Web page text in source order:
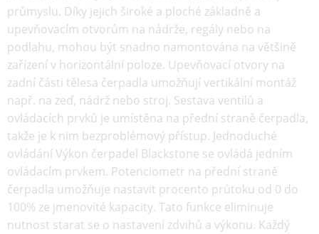
průmyslu. Díky jejich široké a ploché základně a
upevňovacím otvorům na nádrže, regály nebo na
podlahu, mohou být snadno namontována na většině
zařízení v horizontální poloze. Upevňovací otvory na
zadní části tělesa čerpadla umožňují vertikální montáž
např. na zeď, nádrž nebo stroj. Sestava ventilů a
ovládacích prvků je umístěna na přední straně čerpadla,
takže je k nim bezproblémový přístup. Jednoduché
ovládání Výkon čerpadel Blackstone se ovládá jedním
ovládacím prvkem. Potenciometr na přední straně
čerpadla umožňuje nastavit procento průtoku od 0 do
100% ze jmenovité kapacity. Tato funkce eliminuje
nutnost starat se o nastavení zdvihů a výkonu. Každý